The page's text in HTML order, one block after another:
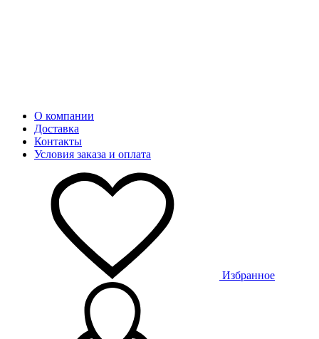
О компании
Доставка
Контакты
Условия заказа и оплата
Избранное